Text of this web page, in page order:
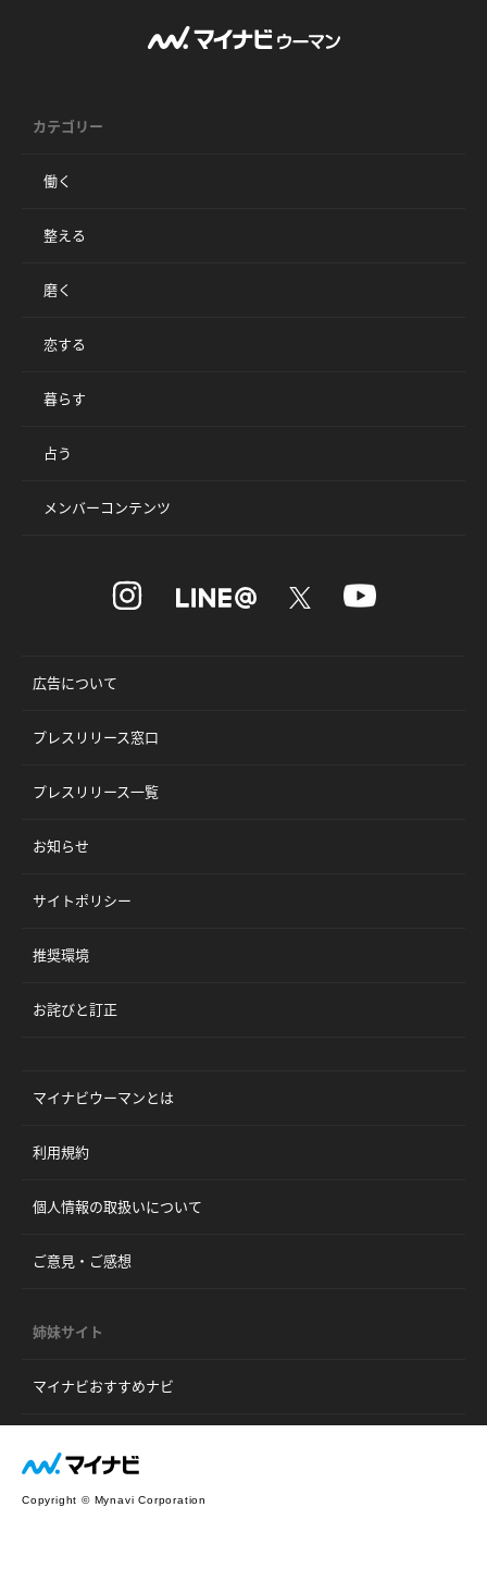
カテゴリー
働く
整える
磨く
恋する
暮らす
占う
メンバーコンテンツ
広告について
プレスリリース窓口
プレスリリース一覧
お知らせ
サイトポリシー
推奨環境
お詫びと訂正
マイナビウーマンとは
利用規約
個人情報の取扱いについて
ご意見・ご感想
姉妹サイト
マイナビおすすめナビ
Copyright © Mynavi Corporation